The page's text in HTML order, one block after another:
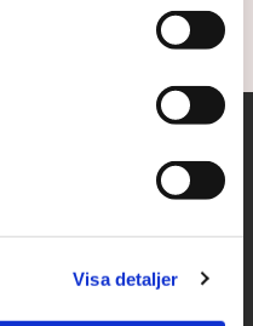
Visa detaljer